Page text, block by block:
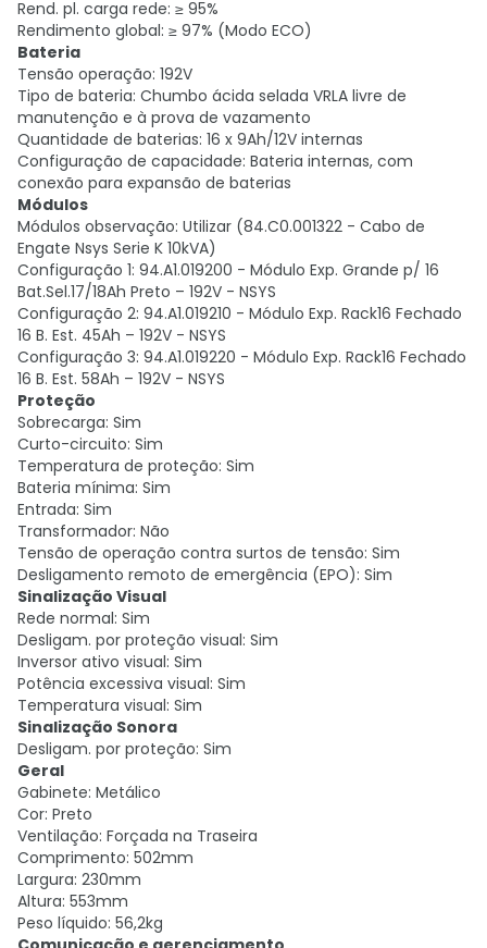
Rend. pl. carga rede: ≥ 95%
Rendimento global: ≥ 97% (Modo ECO)
Bateria
Tensão operação: 192V
Tipo de bateria: Chumbo ácida selada VRLA livre de
manutenção e à prova de vazamento
Quantidade de baterias: 16 x 9Ah/12V internas
Configuração de capacidade: Bateria internas, com
conexão para expansão de baterias
Módulos
Módulos observação: Utilizar (84.C0.001322 - Cabo de
Engate Nsys Serie K 10kVA)
Configuração 1: 94.A1.019200 - Módulo Exp. Grande p/ 16
Bat.Sel.17/18Ah Preto – 192V - NSYS
Configuração 2: 94.A1.019210 - Módulo Exp. Rack16 Fechado
16 B. Est. 45Ah – 192V - NSYS
Configuração 3: 94.A1.019220 - Módulo Exp. Rack16 Fechado
16 B. Est. 58Ah – 192V - NSYS
Proteção
Sobrecarga: Sim
Curto-circuito: Sim
Temperatura de proteção: Sim
Bateria mínima: Sim
Entrada: Sim
Transformador: Não
Tensão de operação contra surtos de tensão: Sim
Desligamento remoto de emergência (EPO): Sim
Sinalização Visual
Rede normal: Sim
Desligam. por proteção visual: Sim
Inversor ativo visual: Sim
Potência excessiva visual: Sim
Temperatura visual: Sim
Sinalização Sonora
Desligam. por proteção: Sim
Geral
Gabinete: Metálico
Cor: Preto
Ventilação: Forçada na Traseira
Comprimento: 502mm
Largura: 230mm
Altura: 553mm
Peso líquido: 56,2kg